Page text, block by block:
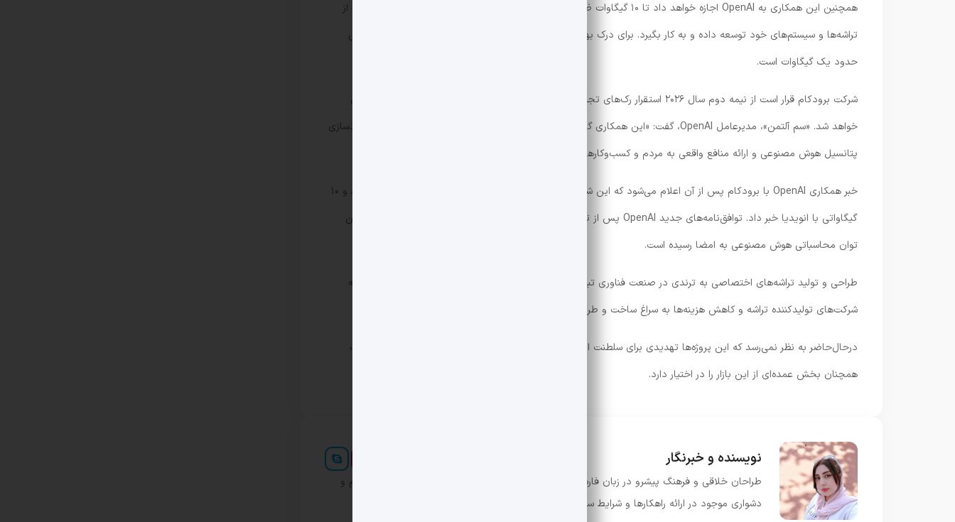
همچنین این همکاری به OpenAI اجازه خواهد داد تا ۱۰ گیگاوات ظرفیت شتاب‌دهنده اختصاصی هوش مصنوعی را با استفاده از
تراشه‌ها و سیستم‌های خود توسعه داده و به کار بگیرد. برای درک بهتر این عدد، باید گفت خروجی یک رآکتور هسته‌ای معمولی
حدود یک گیگاوات است.
شرکت برودکام قرار است از نیمه دوم سال ۲۰۲۶ استقرار رک‌های تجهیزات را آغاز کند و این همکاری تا پایان سال ۲۰۲۹ تکمیل
خواهد شد. «سم آلتمن»، مدیرعامل OpenAI، گفت: «این همکاری گامی حیاتی در مسیر ایجاد زیرساخت‌هایی است که برای آزادسازی
پتانسیل هوش مصنوعی و ارائه منافع واقعی به مردم و کسب‌وکارها لازم است.»
خبر همکاری OpenAI با برودکام پس از آن اعلام می‌شود که این شرکت هوش مصنوعی از امضای توافقی ۶ گیگاواتی با AMD و ۱۰
گیگاواتی با انویدیا خبر داد. توافق‌نامه‌های جدید OpenAI پس از تغییر توافق انحصاری این شرکت با مایکروسافت برای تأمین
توان محاسباتی هوش مصنوعی به امضا رسیده است.
طراحی و تولید تراشه‌های اختصاصی به ترندی در صنعت فناوری تبدیل شده و غول‌های این حوزه با هدف کاهش وابستگی به
شرکت‌های تولیدکننده تراشه و کاهش هزینه‌ها به سراغ ساخت و طراحی تراشه‌های اختصاصی خود می‌روند.
درحال‌حاضر به نظر نمی‌رسد که این پروژه‌ها تهدیدی برای سلطنت انویدیا بر بازار تراشه‌های هوش مصنوعی باشند و این شرکت
همچنان بخش عمده‌ای از این بازار را در اختیار دارد.
نویسنده و خبرنگار
طراحان خلاقی و فرهنگ پیشرو در زبان فارسی ایجاد کرد. در این صورت می توان امید داشت که تمام و
دشواری موجود در ارائه راهکارها و شرایط سخت تایپ به پایان رسد.